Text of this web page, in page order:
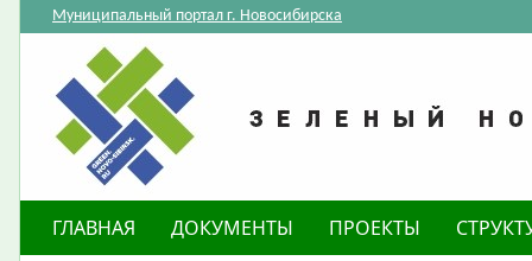
Муниципальный портал г. Новосибирска
ГЛАВНАЯ ДОКУМЕНТЫ ПРОЕКТЫ